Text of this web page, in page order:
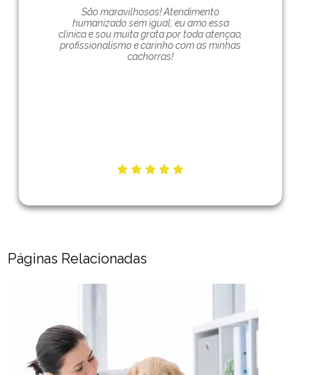
Såo maravilhosos! Atendimento
humanizado sem igual, eu amo essa
clinica e sou muita grata por toda atençao,
profissionalismo e carinho com as minhas
cachorras!
Páginas Relacionadas